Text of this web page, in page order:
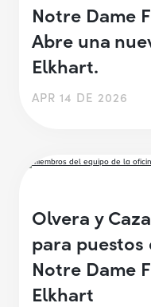
Notre Dame
Abre una
Elkhart.
APR 14 DE 2026
Olvera y
para
Notre Dame
Elkhart